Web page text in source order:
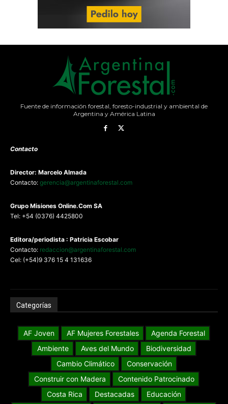
Fuente de información forestal, foresto-industrial y ambiental de
Argentina y América Latina
Contacto
Director: Marcelo Almada
Contacto: gerencia@argentinaforestal.com
Grupo Misiones Online.Com SA
Tel: +54 (0376) 4425800
Editora/periodista : Patricia Escobar
Contacto: redaccion@argentinaforestal.com
Cel: (+54)9 376 15 4 131636
Categorías
AF Joven AF Mujeres Forestales
Agenda Forestal
Ambiente
Aves del Mundo
Biodiversidad
Cambio Climático
Conservación
Construir con Madera
Contenido Patrocinado
Costa Rica
Destacadas
Educación